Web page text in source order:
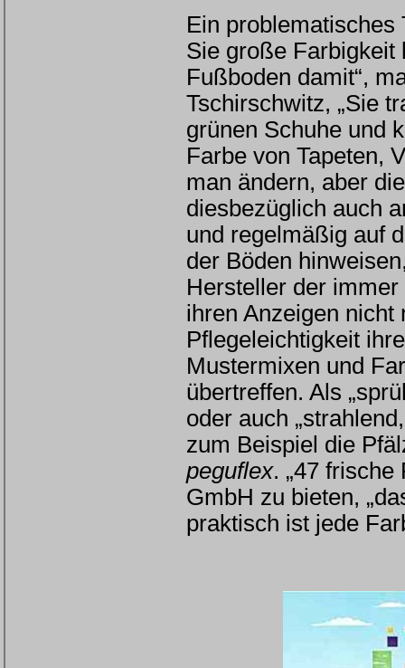
Ein problematisches
Sie große
Fußboden damit“,
Tschirschwitz, „Sie
grünen Schuhe und
Farbe von Tapeten,
man ändern, aber
diesbezüglich auch
und regelmäßig auf
der Böden
Hersteller der
ihren Anzeigen nicht
Pflegeleichtigkeit
Mustermixen und
übertreffen. Als
oder auch
zum Beispiel die
peguflex. „47 frische
GmbH zu bieten,
praktisch ist jede